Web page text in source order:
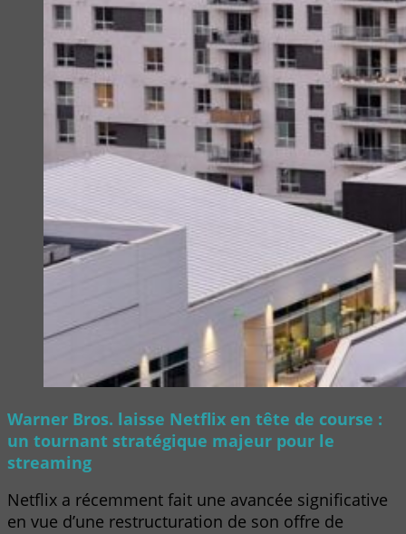
Warner Bros. laisse Netflix en tête de course :
un tournant stratégique majeur pour le
streaming
Netflix a récemment fait une avancée significative
en vue d’une restructuration de son offre de